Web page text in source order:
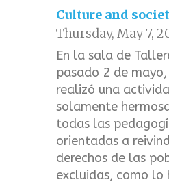
Culture and
Thursday, May 7,
En la sala de
pasado 2 de mayo,
realizó una
solamente
todas las
orientadas a
derechos de las
excluidas, como lo